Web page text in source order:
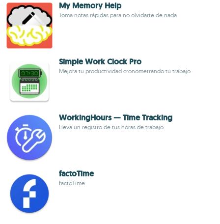
My Memory Help
Toma notas rápidas para no olvidarte de nada
Simple Work Clock Pro
Mejora tu productividad cronometrando tu trabajo
WorkingHours — Time Tracking
Lleva un registro de tus horas de trabajo
factoTime
factoTime